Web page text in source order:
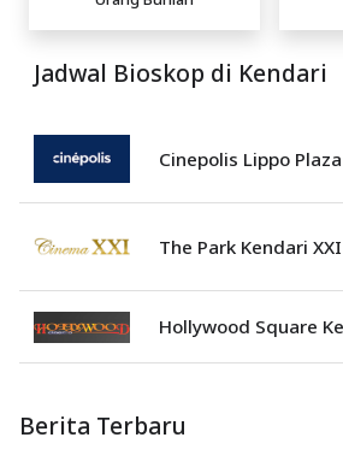
Jadwal Bioskop di Kendari
Cinepolis Lippo
The Park Kendari XXI
Hollywood Square
Berita Terbaru